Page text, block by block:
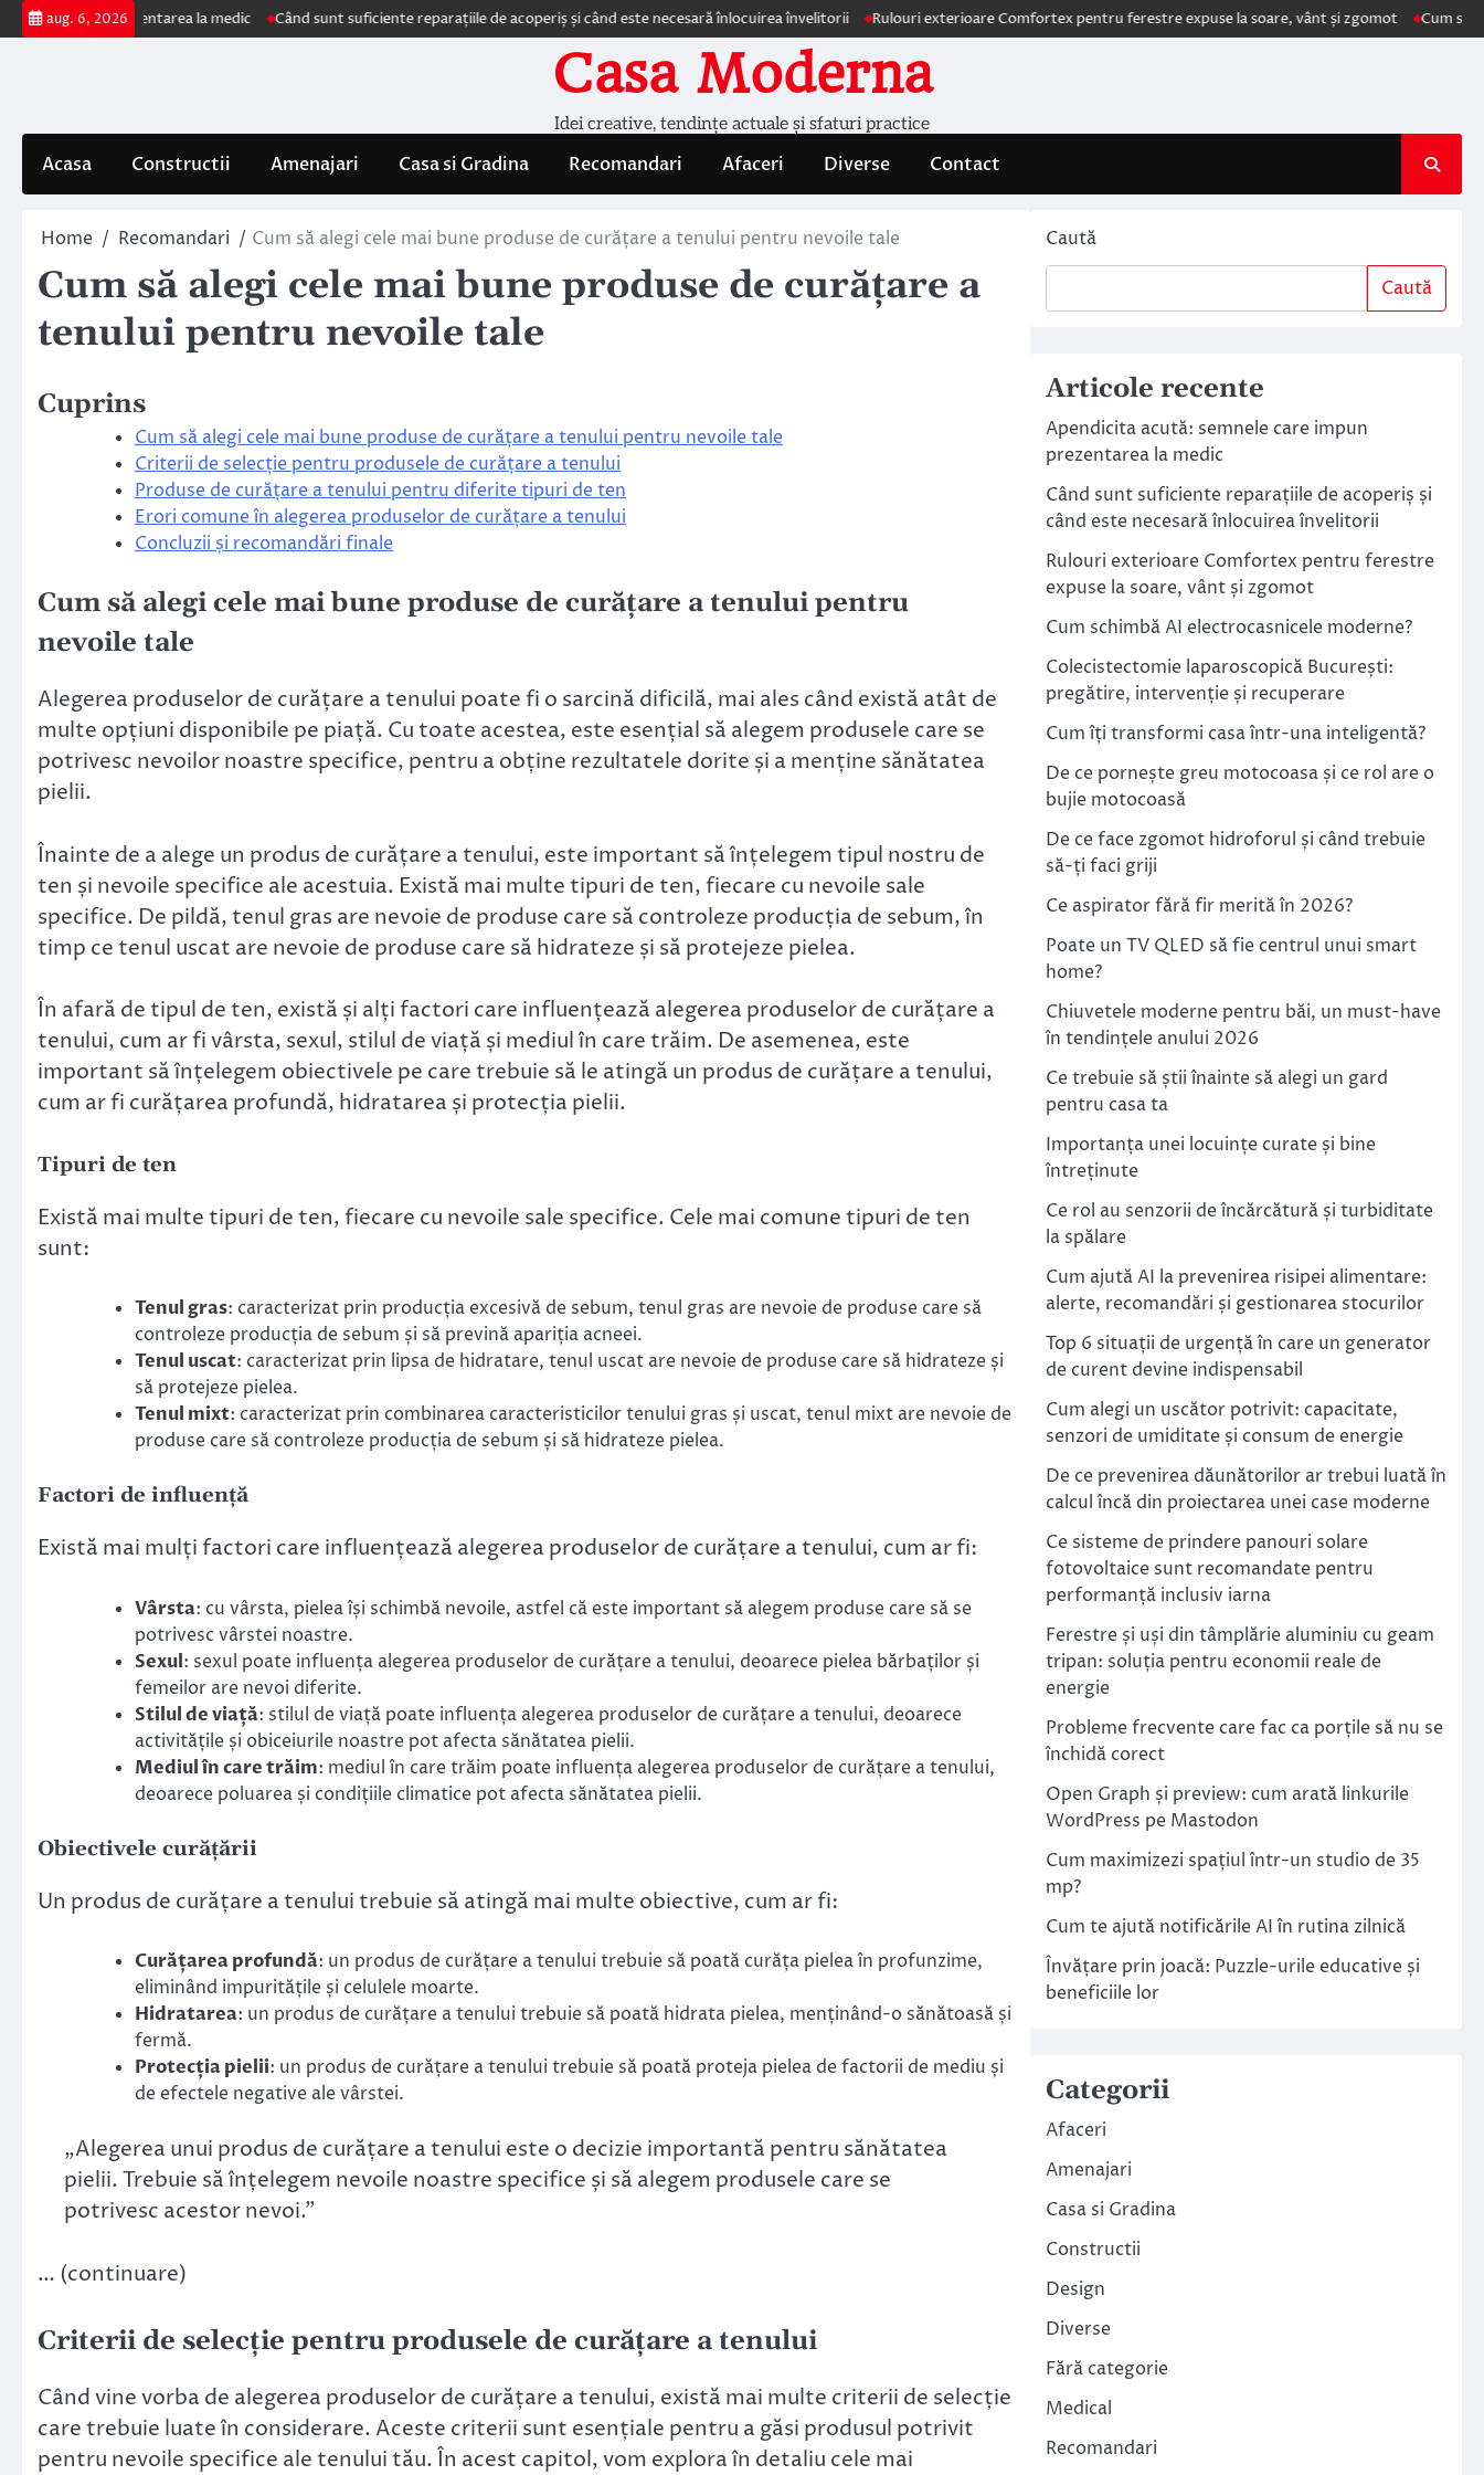
Skip
to
aug. 6, 2026
prezentarea la medic Când sunt suficiente reparațiile de acoperiș și când este necesară înlocuirea învelitorii Rulouri exterioare Comfortex pentru ferestre expuse la soare, vânt și zgomot Cum schimbă AI
Casa Moderna
Idei creative, tendințe actuale și sfaturi practice
Acasa Constructii Amenajari Casa si Gradina Recomandari Afaceri Diverse Contact
Home Recomandari Cum să alegi cele mai bune produse de curățare a tenului pentru nevoile tale
Cum să alegi cele mai bune produse de curățare a
tenului pentru nevoile tale
Cuprins
Cum să alegi cele mai bune produse de curățare a tenului pentru nevoile tale
Criterii de selecție pentru produsele de curățare a tenului
Produse de curățare a tenului pentru diferite tipuri de ten
Erori comune în alegerea produselor de curățare a tenului
Concluzii și recomandări finale
Cum să alegi cele mai bune produse de curățare a tenului pentru
nevoile tale
Alegerea produselor de curățare a tenului poate fi o sarcină dificilă, mai ales când există atât de
multe opțiuni disponibile pe piață. Cu toate acestea, este esențial să alegem produsele care se
potrivesc nevoilor noastre specifice, pentru a obține rezultatele dorite și a menține sănătatea
pielii.
Înainte de a alege un produs de curățare a tenului, este important să înțelegem tipul nostru de
ten și nevoile specifice ale acestuia. Există mai multe tipuri de ten, fiecare cu nevoile sale
specifice. De pildă, tenul gras are nevoie de produse care să controleze producția de sebum, în
timp ce tenul uscat are nevoie de produse care să hidrateze și să protejeze pielea.
În afară de tipul de ten, există și alți factori care influențează alegerea produselor de curățare a
tenului, cum ar fi vârsta, sexul, stilul de viață și mediul în care trăim. De asemenea, este
important să înțelegem obiectivele pe care trebuie să le atingă un produs de curățare a tenului,
cum ar fi curățarea profundă, hidratarea și protecția pielii.
Tipuri de ten
Există mai multe tipuri de ten, fiecare cu nevoile sale specifice. Cele mai comune tipuri de ten
sunt:
Tenul gras: caracterizat prin producția excesivă de sebum, tenul gras are nevoie de produse care să
controleze producția de sebum și să prevină apariția acneei.
Tenul uscat: caracterizat prin lipsa de hidratare, tenul uscat are nevoie de produse care să hidrateze și
să protejeze pielea.
Tenul mixt: caracterizat prin combinarea caracteristicilor tenului gras și uscat, tenul mixt are nevoie de
produse care să controleze producția de sebum și să hidrateze pielea.
Factori de influență
Există mai mulți factori care influențează alegerea produselor de curățare a tenului, cum ar fi:
Vârsta: cu vârsta, pielea își schimbă nevoile, astfel că este important să alegem produse care să se
potrivesc vârstei noastre.
Sexul: sexul poate influența alegerea produselor de curățare a tenului, deoarece pielea bărbaților și
femeilor are nevoi diferite.
Stilul de viață: stilul de viață poate influența alegerea produselor de curățare a tenului, deoarece
activitățile și obiceiurile noastre pot afecta sănătatea pielii.
Mediul în care trăim: mediul în care trăim poate influența alegerea produselor de curățare a tenului,
deoarece poluarea și condițiile climatice pot afecta sănătatea pielii.
Obiectivele curățării
Un produs de curățare a tenului trebuie să atingă mai multe obiective, cum ar fi:
Curățarea profundă: un produs de curățare a tenului trebuie să poată curăța pielea în profunzime,
eliminând impuritățile și celulele moarte.
Hidratarea: un produs de curățare a tenului trebuie să poată hidrata pielea, menținând-o sănătoasă și
fermă.
Protecția pielii: un produs de curățare a tenului trebuie să poată proteja pielea de factorii de mediu și
de efectele negative ale vârstei.
„Alegerea unui produs de curățare a tenului este o decizie importantă pentru sănătatea
pielii. Trebuie să înțelegem nevoile noastre specifice și să alegem produsele care se
potrivesc acestor nevoi.”
… (continuare)
Criterii de selecție pentru produsele de curățare a tenului
Când vine vorba de alegerea produselor de curățare a tenului, există mai multe criterii de selecție
care trebuie luate în considerare. Aceste criterii sunt esențiale pentru a găsi produsul potrivit
pentru nevoile specifice ale tenului tău. În acest capitol, vom explora în detaliu cele mai
Caută
Caută
Articole recente
Apendicita acută: semnele care impun
prezentarea la medic
Când sunt suficiente reparațiile de acoperiș și
când este necesară înlocuirea învelitorii
Rulouri exterioare Comfortex pentru ferestre
expuse la soare, vânt și zgomot
Cum schimbă AI electrocasnicele moderne?
Colecistectomie laparoscopică București:
pregătire, intervenție și recuperare
Cum îți transformi casa într-una inteligentă?
De ce pornește greu motocoasa și ce rol are o
bujie motocoasă
De ce face zgomot hidroforul și când trebuie
să-ți faci griji
Ce aspirator fără fir merită în 2026?
Poate un TV QLED să fie centrul unui smart
home?
Chiuvetele moderne pentru băi, un must-have
în tendințele anului 2026
Ce trebuie să știi înainte să alegi un gard
pentru casa ta
Importanța unei locuințe curate și bine
întreținute
Ce rol au senzorii de încărcătură și turbiditate
la spălare
Cum ajută AI la prevenirea risipei alimentare:
alerte, recomandări și gestionarea stocurilor
Top 6 situații de urgență în care un generator
de curent devine indispensabil
Cum alegi un uscător potrivit: capacitate,
senzori de umiditate și consum de energie
De ce prevenirea dăunătorilor ar trebui luată în
calcul încă din proiectarea unei case moderne
Ce sisteme de prindere panouri solare
fotovoltaice sunt recomandate pentru
performanță inclusiv iarna
Ferestre și uși din tâmplărie aluminiu cu geam
tripan: soluția pentru economii reale de
energie
Probleme frecvente care fac ca porțile să nu se
închidă corect
Open Graph și preview: cum arată linkurile
WordPress pe Mastodon
Cum maximizezi spațiul într-un studio de 35
mp?
Cum te ajută notificările AI în rutina zilnică
Învățare prin joacă: Puzzle-urile educative și
beneficiile lor
Categorii
Afaceri
Amenajari
Casa si Gradina
Constructii
Design
Diverse
Fără categorie
Medical
Recomandari